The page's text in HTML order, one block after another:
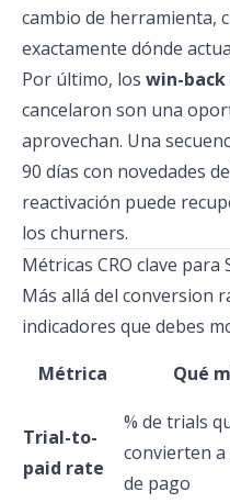
cambio de herramienta,
exactamente dónde
Por último, los win-
cancelaron son una
aprovechan. Una
90 días con novedades
reactivación puede
los churners.
Métricas CRO clave para
Más allá del conversion
indicadores que debes
Métrica
Qué
Trial-to-
paid rate
% de trials
convierten a
de pago